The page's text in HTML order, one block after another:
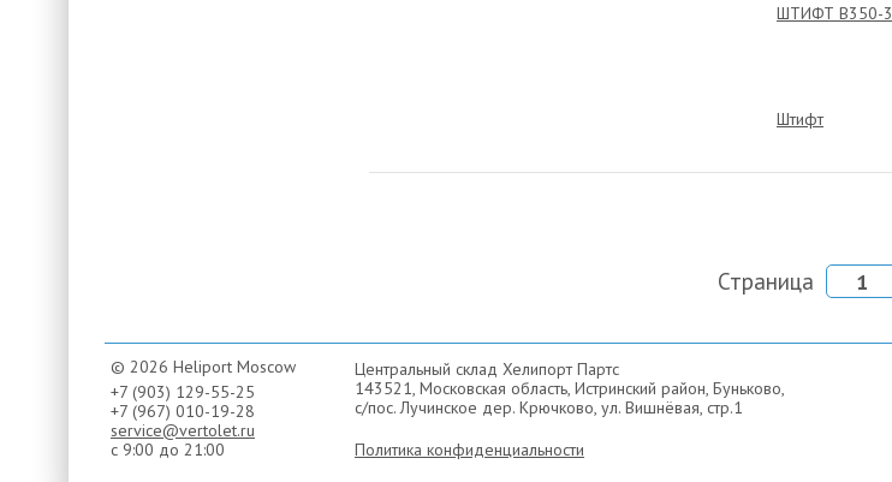
ШТИФТ B350-3
Штифт
Страница
© 2026 Heliport Moscow
+7 (903) 129-55-25
+7 (967) 010-19-28
service@vertolet.ru
с 9:00 до 21:00
Центральный склад Хелипорт Партс
143521, Московская область, Истринский район, Буньково,
с/пос. Лучинское дер. Крючково, ул. Вишнёвая, стр.1
Политика конфиденциальности